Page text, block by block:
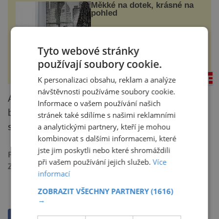
Měkké na dotek, krásné na
pohled
slouží jako místo pro relaxaci a
odpočinek. Koupelnový textil –
ručníky, osušky a koberečky –
mohou jako mávnutím kouzelného
proutku...
A mimo jiné to také znamená také to, že pokud
byl život tak křehký už ve svých počátcích,
stabilita biosféry je spíš výjimka než pravidlo.
Foto:
GPT
Zdroje informací:Nature, Science, New York Times
PŘEHRÁT ČLÁNEK
Tyto webové stránky
používají soubory cookie.
K personalizaci obsahu, reklam a analýze
návštěvnosti používáme soubory cookie.
Informace o vašem používání našich
stránek také sdílíme s našimi reklamními
a analytickými partnery, kteří je mohou
kombinovat s dalšími informacemi, které
jste jim poskytli nebo které shromáždili
při vašem používání jejich služeb.Více
informací
ZOBRAZIT VŠECHNY PARTNERY(1616)
→